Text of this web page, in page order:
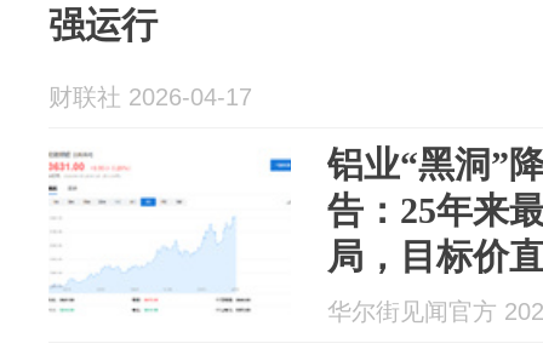
强运行
财联社 2026-04-17
铝业“黑洞”
告：25年来
局，目标价
华尔街见闻官方